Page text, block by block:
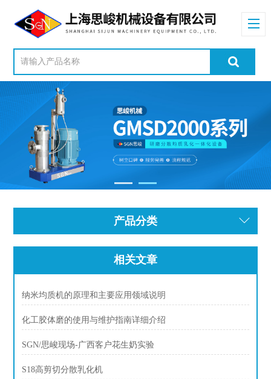
产品分类
相关文章
纳米均质机的原理和主要应用领域说明
化工胶体磨的使用与维护指南详细介绍
SGN/思峻现场-广西客户花生奶实验
S18高剪切分散乳化机